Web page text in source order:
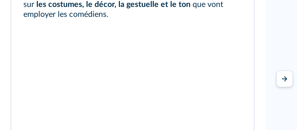
sur les costumes, le décor, la gestuelle et le tonque vont
employer les comédiens.